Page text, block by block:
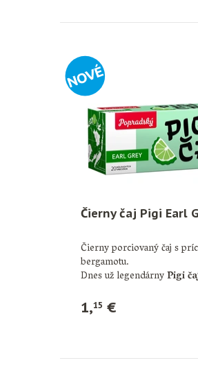
Čierny čaj Pigi Earl
Čierny porciovaný čaj s
bergamotu.
Dnes už legendárnyPigi
1,15 €